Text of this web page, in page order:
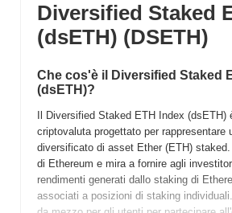
Diversified Staked
(dsETH) (DSETH)
Che cos'è il Diversified Staked
(dsETH)?
Il Diversified Staked ETH Index (dsETH)
criptovaluta progettato per rappresentare
diversificato di asset Ether (ETH)
di Ethereum e mira a fornire agli
rendimenti generati dallo staking di
associati a posizioni di staking